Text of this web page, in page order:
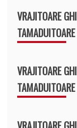
VRAJITOARE
VRAJITOARE